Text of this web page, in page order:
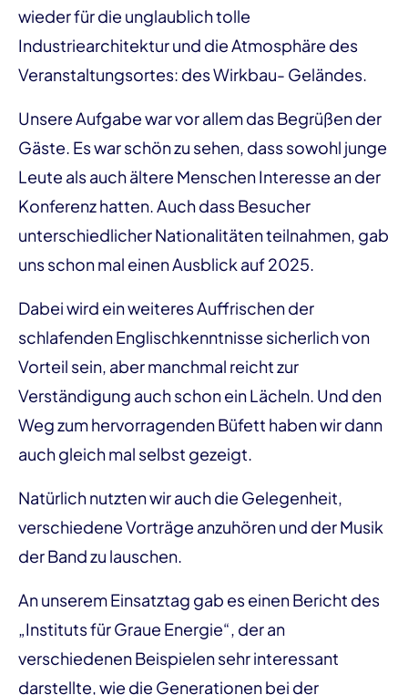
wieder für die unglaublich tolle
Industriearchitektur und die Atmosphäre des
Veranstaltungsortes: des Wirkbau- Geländes.
Unsere Aufgabe war vor allem das Begrüßen der
Gäste. Es war schön zu sehen, dass sowohl junge
Leute als auch ältere Menschen Interesse an der
Konferenz hatten. Auch dass Besucher
unterschiedlicher Nationalitäten teilnahmen, gab
uns schon mal einen Ausblick auf 2025.
Dabei wird ein weiteres Auffrischen der
schlafenden Englischkenntnisse sicherlich von
Vorteil sein, aber manchmal reicht zur
Verständigung auch schon ein Lächeln. Und den
Weg zum hervorragenden Büfett haben wir dann
auch gleich mal selbst gezeigt.
Natürlich nutzten wir auch die Gelegenheit,
verschiedene Vorträge anzuhören und der Musik
der Band zu lauschen.
An unserem Einsatztag gab es einen Bericht des
„Instituts für Graue Energie“, der an
verschiedenen Beispielen sehr interessant
darstellte, wie die Generationen bei der